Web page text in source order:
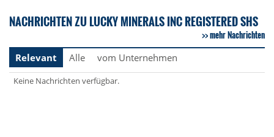
NACHRICHTEN ZU LUCKY MINERALS INC REGISTERED SHS
mehr Nachrichten
Relevant
Alle vom Unternehmen
Keine Nachrichten verfügbar.